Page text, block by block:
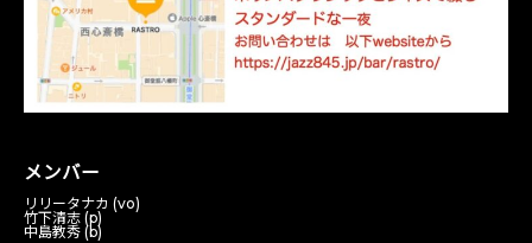
メンバー
リリータナカ (vo)
竹下清志 (p)
中島教秀 (b)